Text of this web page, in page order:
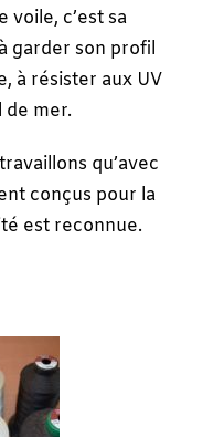
c’est sa
garder son profil
à résister aux UV
de mer.
qu’avec
conçus pour la
est reconnue.